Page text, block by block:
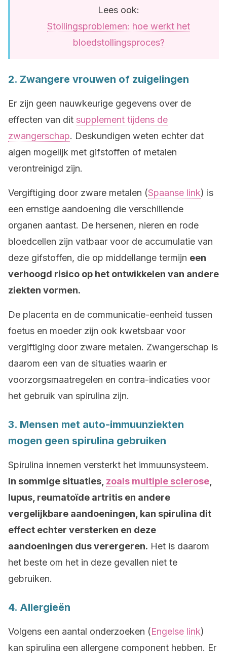
Lees ook:
Stollingsproblemen: hoe werkt het
bloedstollingsproces?
2. Zwangere vrouwen of zuigelingen
Er zijn geen nauwkeurige gegevens over de
effecten van dit supplement tijdens de
zwangerschap. Deskundigen weten echter dat
algen mogelijk met gifstoffen of metalen
verontreinigd zijn.
Vergiftiging door zware metalen (Spaanse link) is
een ernstige aandoening die verschillende
organen aantast. De hersenen, nieren en rode
bloedcellen zijn vatbaar voor de accumulatie van
deze gifstoffen, die op middellange termijn een
verhoogd risico op het ontwikkelen van andere
ziekten vormen.
De placenta en de communicatie-eenheid tussen
foetus en moeder zijn ook kwetsbaar voor
vergiftiging door zware metalen. Zwangerschap is
daarom een van de situaties waarin er
voorzorgsmaatregelen en contra-indicaties voor
het gebruik van spirulina zijn.
3. Mensen met auto-immuunziekten
mogen geen spirulina gebruiken
Spirulina innemen versterkt het immuunsysteem.
In sommige situaties, zoals multiple sclerose
lupus, reumatoïde artritis en andere
vergelijkbare aandoeningen, kan spirulina dit
effect echter versterken en deze
aandoeningen dus verergeren. Het is daarom
het beste om het in deze gevallen niet te
gebruiken.
4. Allergieën
Volgens een aantal onderzoeken (Engelse link)
kan spirulina een allergene component hebben. Er